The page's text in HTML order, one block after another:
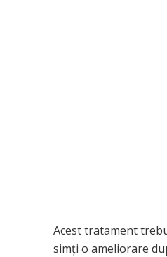
Acest tratament
simți o ameliorare